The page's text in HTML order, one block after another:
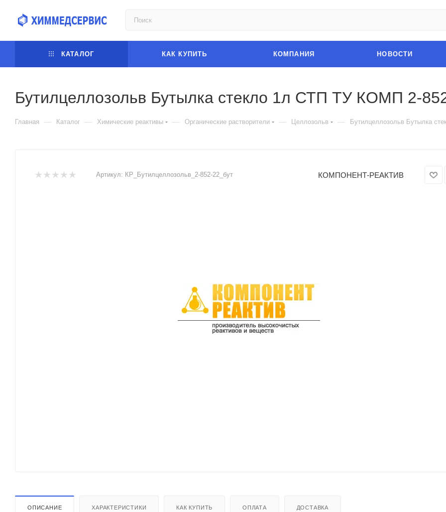
КАТАЛОГ КАК КУПИТЬ КОМПАНИЯ НОВОСТИ
Бутилцеллозольв Бутылка стекло 1л СТП ТУ КОМП 2-
Главная — Каталог — Химические реактивы — Органические растворители — Целлозольв — Бутилцеллозольв Бутылка
Артикул: КР_Бутилцеллозольв_2-852-22_бут КОМПОНЕНТ-РЕАКТИВ
ОПИСАНИЕ ХАРАКТЕРИСТИКИ КАК КУПИТЬ ОПЛАТА ДОСТАВКА